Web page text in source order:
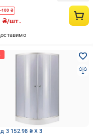
-100 ₴
₴/шт.
3 152.98 ₴ X 3